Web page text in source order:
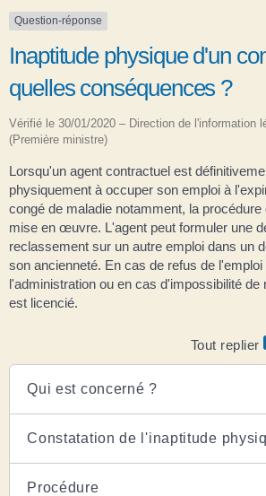
Question-réponse
Inaptitude physique d'un
quelles conséquences ?
Vérifié le 30/01/2020 – Direction de l'information
(Première ministre)
Lorsqu'un agent contractuel est
physiquement à occuper son emploi à
congé de maladie notamment, la
mise en œuvre. L'agent peut formuler une
reclassement sur un autre emploi dans un
son ancienneté. En cas de refus de
l'administration ou en cas d'impossibilité de
est licencié.
Tout replier
Qui est concerné ?
Constatation de l'inaptitude
Procédure